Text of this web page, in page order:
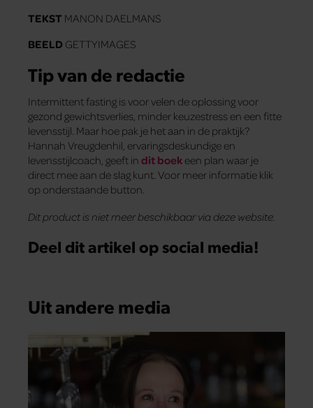
TEKST MANON DAELMANS
BEELD GETTYIMAGES
Tip van de redactie
Intermittent fasting is voor velen de oplossing voor
gezond gewichtsverlies, minder keuzestress en een fitte
levensstijl. Maar hoe pak je het aan in de praktijk?
Hannah Vreugdenhil, ervaringsdeskundige en
levensstijlcoach, geeft in dit boek een plan waar je
direct mee aan de slag kunt. Voor meer informatie klik
op onderstaande button.
Dit product is niet meer beschikbaar via deze website.
Deel dit artikel op social media!
Uit andere media